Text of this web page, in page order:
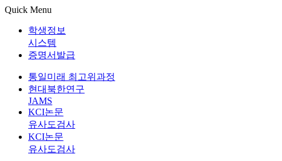
Quick Menu
학생정보
시스템
증명서발급
통일미래 최고위과정
현대북한연구
JAMS
KCI논문
유사도검사
KCI논문
유사도검사